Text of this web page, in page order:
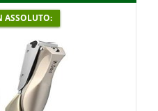
ASSOLUTO: